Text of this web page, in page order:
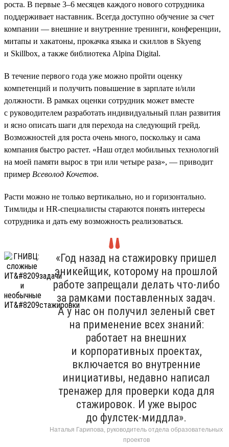
роста. В первые 3–6 месяцев каждого нового сотрудника
поддерживает наставник. Всегда доступно обучение за счет
компании — внешние и внутренние тренинги, конференции,
митапы и хакатоны, прокачка языка и скиллов в Skyeng
и Skillbox, а также библиотека Alpina Digital.
В течение первого года уже можно пройти оценку
компетенций и получить повышение в зарплате и/или
должности. В рамках оценки сотрудник может вместе
с руководителем разработать индивидуальный план развития
и ясно описать шаги для перехода на следующий грейд.
Возможностей для роста очень много, поскольку и сама
компания быстро растет. «Наш отдел мобильных технологий
на моей памяти вырос в три или четыре раза», — приводит
пример Всеволод Кочетов.
Расти можно не только вертикально, но и горизонтально.
Тимлиды и HR-специалисты стараются понять интересы
сотрудника и дать ему возможность реализоваться.
«Год назад на стажировку пришел
эникейщик, которому на прошлой
работе запрещали делать что-либо
за рамками поставленных задач.
А у нас он получил зеленый свет
на применение всех знаний:
работает на внешних
и корпоративных проектах,
включается во внутренние
инициативы, недавно написал
тренажер для проверки кода для
стажировок. И уже вырос
до фулстек-миддла».
Наталья Гарипова, руководитель отдела образовательных
проектов